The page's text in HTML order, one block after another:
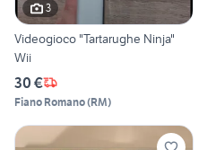
3
Videogioco "Tartarughe Ninja"
Wii
30 €
Fiano Romano(RM)